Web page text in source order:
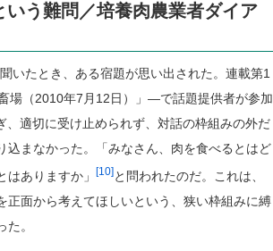
う難問／培養肉農業者ダイア
いたとき、ある宿題が思い出された。連載第1
場（2010年7月12日）」—で話題提供者が参加
適切に受け止められず、対話の枠組みの外だ
込まなかった。「みなさん、肉を食べるとはど
ありますか」
[10]と問われたのだ。これは、
面から考えてほしいという、狭い枠組みに縛
。